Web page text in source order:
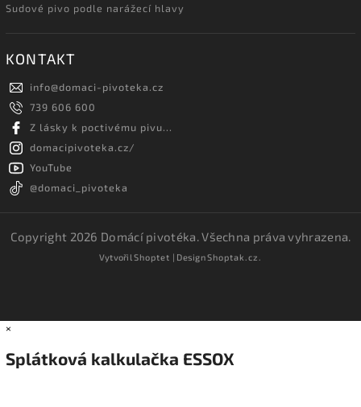
Sudové pivo podle narážecí hlavy
KONTAKT
info@domaci-pivoteka.cz
739 606 600
Z lásky k poctivému pivu...
domacipivoteka.cz/
YouTube
@domaci_pivoteka
Copyright 2026 Domácí pivotéka. Všechna práva vyhrazena.
VytvořilShoptet | DesignShoptak.cz.
×
Splátková kalkulačka ESSOX